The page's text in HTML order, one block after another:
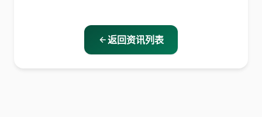
返回资讯列表